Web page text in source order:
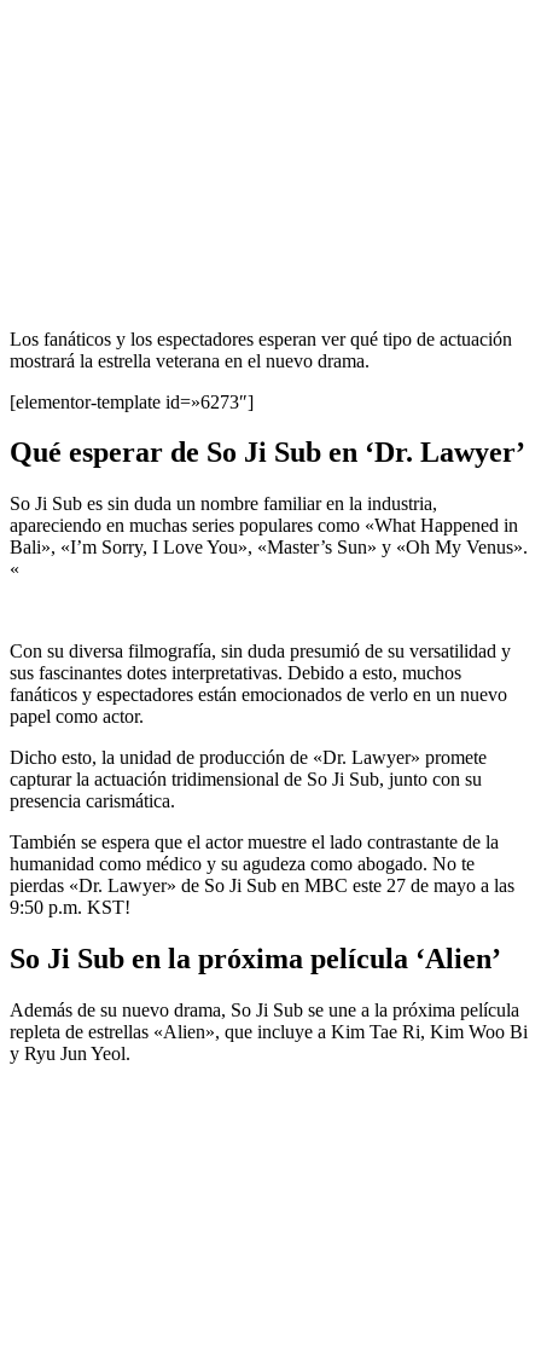
Los fanáticos y los espectadores esperan ver qué tipo de actuación
mostrará la estrella veterana en el nuevo drama.
[elementor-template id=»6273″]
Qué esperar de So Ji Sub en ‘Dr. Lawyer’
So Ji Sub es sin duda un nombre familiar en la industria,
apareciendo en muchas series populares como «What Happened in
Bali», «I’m Sorry, I Love You», «Master’s Sun» y «Oh My Venus».
«
Con su diversa filmografía, sin duda presumió de su versatilidad y
sus fascinantes dotes interpretativas. Debido a esto, muchos
fanáticos y espectadores están emocionados de verlo en un nuevo
papel como actor.
Dicho esto, la unidad de producción de «Dr. Lawyer» promete
capturar la actuación tridimensional de So Ji Sub, junto con su
presencia carismática.
También se espera que el actor muestre el lado contrastante de la
humanidad como médico y su agudeza como abogado. No te
pierdas «Dr. Lawyer» de So Ji Sub en MBC este 27 de mayo a las
9:50 p.m. KST!
So Ji Sub en la próxima película ‘Alien’
Además de su nuevo drama, So Ji Sub se une a la próxima película
repleta de estrellas «Alien», que incluye a Kim Tae Ri, Kim Woo Bi
y Ryu Jun Yeol.